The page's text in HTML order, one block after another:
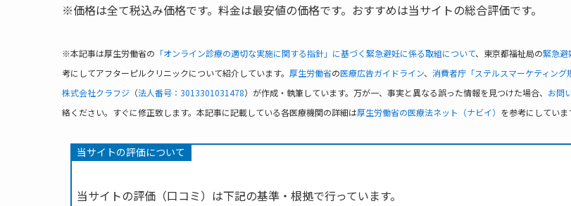
※価格は全て税込み価格です。料金は最安値の価格です。おすすめは当サイトの総合評価です。
※本記事は厚生労働省の 「オンライン診療の適切な実施に関する指針」に基づく緊急避妊に係る取組について、東京都福祉局の緊急避
考にしてアフターピルクリニックについて紹介しています。 厚生労働省の医療広告ガイドライン、 消費者庁「ステルスマーケティング
株式会社クラフジ （法人番号：3013301031478）が作成・執筆しています。万が一、事実と異なる誤った情報を見つけた場合、 お問
絡ください。すぐに修正致します。本記事に記載している各医療機関の詳細は厚生労働省の医療法ネット（ナビイ） を参考にしていま
当サイトの評価について
当サイトの評価（口コミ）は下記の基準・根拠で行っています。